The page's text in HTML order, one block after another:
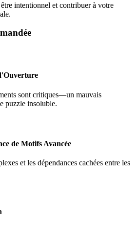
intentionnel et contribuer à votre
sont critiques—un mauvais
puzzle insoluble.
de Motifs Avancée
et les dépendances cachées entre les